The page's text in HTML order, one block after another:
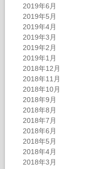
2019年6月
2019年5月
2019年4月
2019年3月
2019年2月
2019年1月
2018年12月
2018年11月
2018年10月
2018年9月
2018年8月
2018年7月
2018年6月
2018年5月
2018年4月
2018年3月